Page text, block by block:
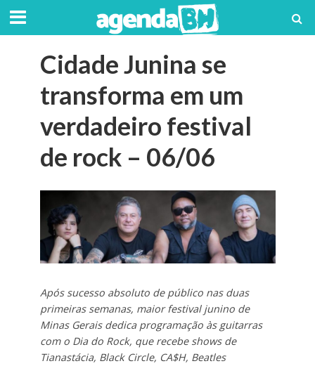
Cidade Junina se
transforma em um
verdadeiro festival
de rock – 06/06
Após sucesso absoluto de público nas duas
primeiras semanas, maior festival junino de
Minas Gerais dedica programação às guitarras
com o Dia do Rock, que recebe shows de
Tianastácia, Black Circle, CA$H, Beatles